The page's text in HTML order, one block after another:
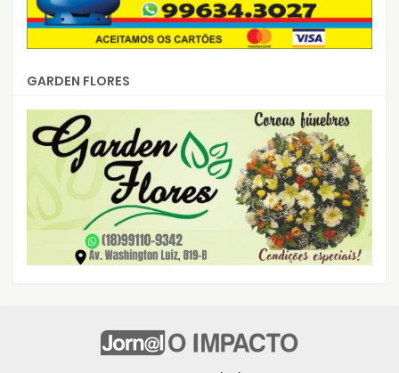
GARDEN FLORES